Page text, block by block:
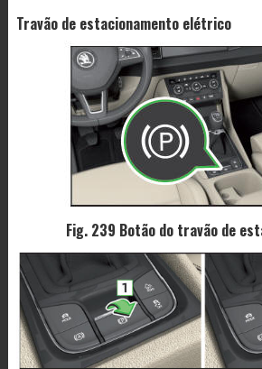
Travão de estacionamento elétrico
Fig. 239 Botão do travão de